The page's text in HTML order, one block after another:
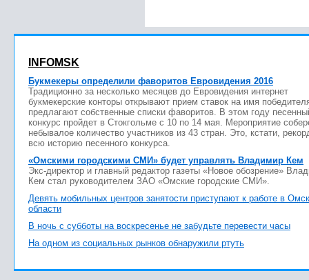
INFOMSK
Букмекеры определили фаворитов Евровидения 2016
Традиционно за несколько месяцев до Евровидения интернет
букмекерские конторы открывают прием ставок на имя
предлагают собственные списки фаворитов. В этом году
конкурс пройдет в Стокгольме с 10 по 14 мая. Мероприятие
небывалое количество участников из 43 стран. Это, кстати,
всю историю песенного конкурса.
«Омскими городскими СМИ» будет управлять Владимир Кем
Экс-директор и главный редактор газеты «Новое обозрение»
Кем стал руководителем ЗАО «Омские городские СМИ».
Девять мобильных центров занятости приступают к работе в
области
В ночь с субботы на воскресенье не забудьте перевести часы
На одном из социальных рынков обнаружили ртуть